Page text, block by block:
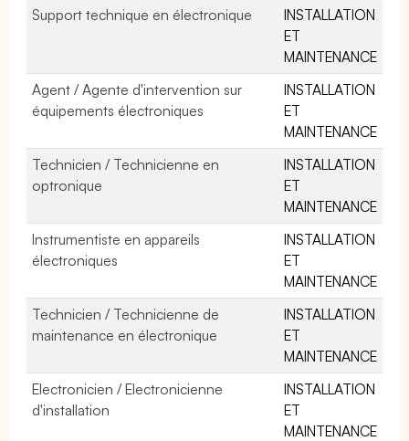
Support technique en électronique
INSTALLATION
ET
MAINTENANCE
Agent / Agente d'intervention sur
équipements électroniques
INSTALLATION
ET
MAINTENANCE
Technicien / Technicienne en
optronique
INSTALLATION
ET
MAINTENANCE
Instrumentiste en appareils
électroniques
INSTALLATION
ET
MAINTENANCE
Technicien / Technicienne de
maintenance en électronique
INSTALLATION
ET
MAINTENANCE
Electronicien / Electronicienne
d'installation
INSTALLATION
ET
MAINTENANCE